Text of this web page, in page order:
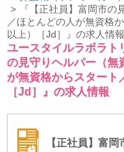
『【正社員】富岡市
／ほとんどの人が無資格
以上）［Jd］』の求人情報
ユースタイルラボラト
の見守りヘルパー（無
が無資格からスタート
［Jd］』の求人情報
【正社員】富